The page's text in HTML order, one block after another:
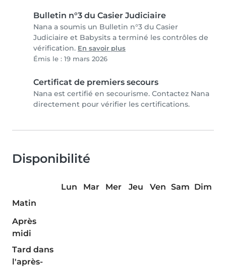
Bulletin n°3 du Casier Judiciaire
Nana a soumis un Bulletin n°3 du Casier
Judiciaire et Babysits a terminé les contrôles de
vérification. En savoir plus
Émis le : 19 mars 2026
Certificat de premiers secours
Nana est certifié en secourisme. Contactez Nana
directement pour vérifier les certifications.
Disponibilité
Lun Mar Mer Jeu Ven Sam Dim
Matin
Après
midi
Tard dans
l'après-